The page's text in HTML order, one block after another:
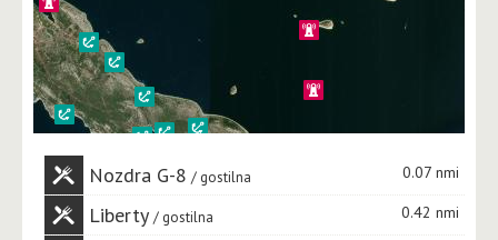
Nozdra G-8 gostilna 0.07 nmi
Liberty gostilna 0.42 nmi